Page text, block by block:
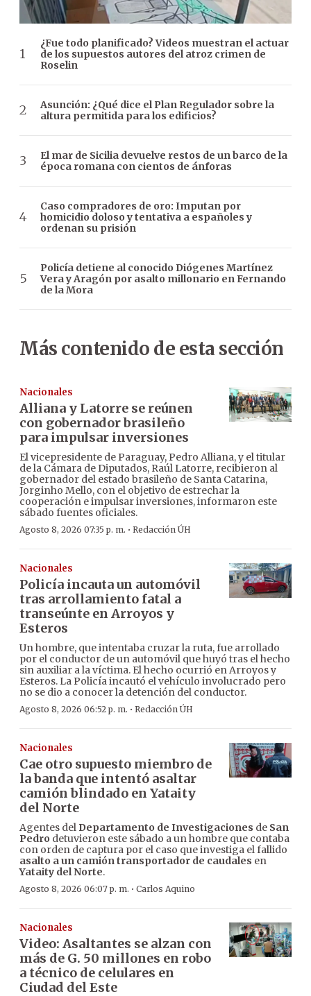
¿Fue todo planificado? Videos muestran el actuar
de los supuestos autores del atroz crimen de
Roselin
Asunción: ¿Qué dice el Plan Regulador sobre la
altura permitida para los edificios?
El mar de Sicilia devuelve restos de un barco de la
época romana con cientos de ánforas
Caso compradores de oro: Imputan por
homicidio doloso y tentativa a españoles y
ordenan su prisión
Policía detiene al conocido Diógenes Martínez
Vera y Aragón por asalto millonario en Fernando
de la Mora
Más contenido de esta sección
Nacionales
Alliana y Latorre se reúnen
con gobernador brasileño
para impulsar inversiones
El vicepresidente de Paraguay, Pedro Alliana, y el titular
de la Cámara de Diputados, Raúl Latorre, recibieron al
gobernador del estado brasileño de Santa Catarina,
Jorginho Mello, con el objetivo de estrechar la
cooperación e impulsar inversiones, informaron este
sábado fuentes oficiales.
Agosto 8, 2026 07:35 p. m. · Redacción ÚH
Nacionales
Policía incauta un automóvil
tras arrollamiento fatal a
transeúnte en Arroyos y
Esteros
Un hombre, que intentaba cruzar la ruta, fue arrollado
por el conductor de un automóvil que huyó tras el hecho
sin auxiliar a la víctima. El hecho ocurrió en Arroyos y
Esteros. La Policía incautó el vehículo involucrado pero
no se dio a conocer la detención del conductor.
Agosto 8, 2026 06:52 p. m. · Redacción ÚH
Nacionales
Cae otro supuesto miembro de
la banda que intentó asaltar
camión blindado en Yataity
del Norte
Agentes del Departamento de Investigaciones de San
Pedro detuvieron este sábado a un hombre que contaba
con orden de captura por el caso que investiga el fallido
asalto a un camión transportador de caudales en
Yataity del Norte.
Agosto 8, 2026 06:07 p. m. · Carlos Aquino
Nacionales
Video: Asaltantes se alzan con
más de G. 50 millones en robo
a técnico de celulares en
Ciudad del Este